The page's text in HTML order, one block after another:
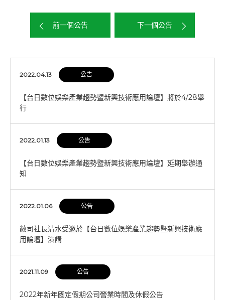
前一個公告 下一個公告
2022.04.13 公告
【台日數位娛樂產業趨勢暨新興技術應用論壇】將於4/28舉
行
2022.01.13 公告
【台日數位娛樂產業趨勢暨新興技術應用論壇】延期舉辦通
知
2022.01.06 公告
敝司社長清水受邀於【台日數位娛樂產業趨勢暨新興技術應
用論壇】演講
2021.11.09 公告
2022年新年國定假期公司營業時間及休假公告